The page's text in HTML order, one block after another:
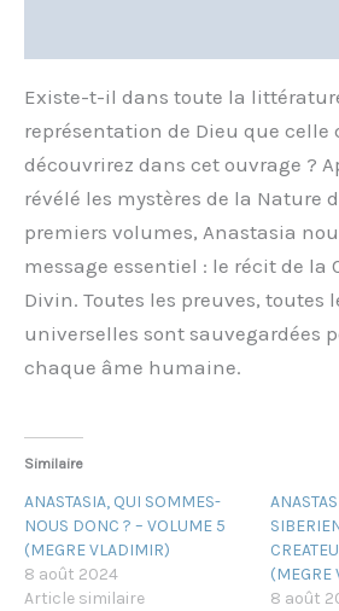
Existe-t-il dans toute la
représentation de Dieu que celle
découvrirez dans cet ouvrage ?
révélé les mystères de la Nature
premiers volumes, Anastasia
message essentiel : le récit de la
Divin. Toutes les preuves, toutes
universelles sont sauvegardées
chaque âme humaine.
Similaire
ANASTASIA, QUI SOMMES-
NOUS DONC ? – VOLUME 5
(MEGRE VLADIMIR)
8 août 2024
Article similaire
(MEGRE
8 août